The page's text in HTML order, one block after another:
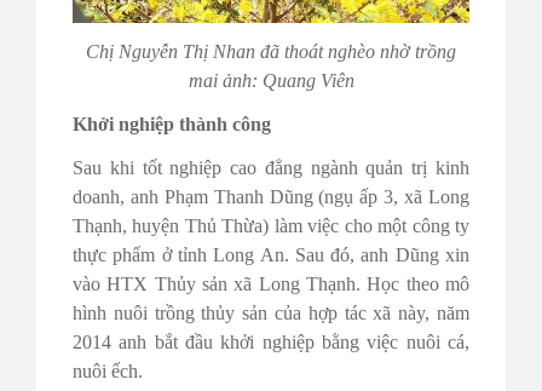
Chị Nguyễn Thị Nhan đã thoát nghèo nhờ trồng
mai ảnh: Quang Viên
Khởi nghiệp thành công
Sau khi tốt nghiệp cao đẳng ngành quản trị kinh
doanh, anh Phạm Thanh Dũng (ngụ ấp 3, xã Long
Thạnh, huyện Thủ Thừa) làm việc cho một công ty
thực phẩm ở tỉnh Long An. Sau đó, anh Dũng xin
vào HTX Thủy sản xã Long Thạnh. Học theo mô
hình nuôi trồng thủy sản của hợp tác xã này, năm
2014 anh bắt đầu khởi nghiệp bằng việc nuôi cá,
nuôi ếch.